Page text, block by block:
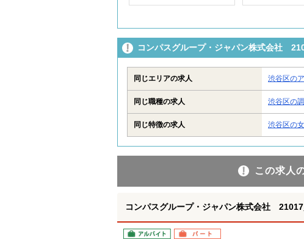
コンパスグループ・ジャパン株式会社
同じエリアの求人 渋谷区の
同じ職種の求人 渋谷区の
同じ特徴の求人 渋谷区の
この求人
コンパスグループ・ジャパン株式会社